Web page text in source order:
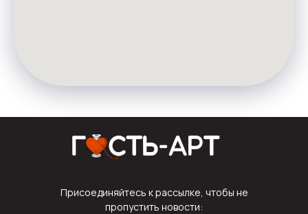
Присоединяйтесь к рассылке, чтобы не
пропустить новости: